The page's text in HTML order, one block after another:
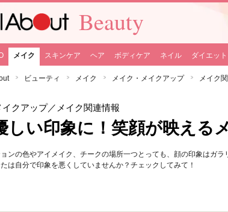
Beauty
メイク スキンケア ヘア ボディケア ネイル ダイエット
ビューティ メイク メイク・メイクアップ メイク
イクアップ／メイク関連情報
しい印象に！笑顔が映える
ンの色やアイメイク、チークの場所一つとっても、顔の印象はガ
は自分で印象を悪くしていませんか？チェックしてみて！